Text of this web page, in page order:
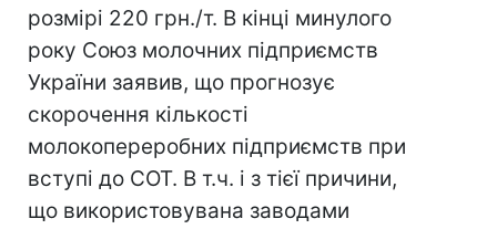
розмірі 220 грн./т. В кінці минулого
року Союз молочних підприємств
України заявив, що прогнозує
скорочення кількості
молокопереробних підприємств при
вступі до СОТ. В т.ч. і з тієї причини,
що використовувана заводами